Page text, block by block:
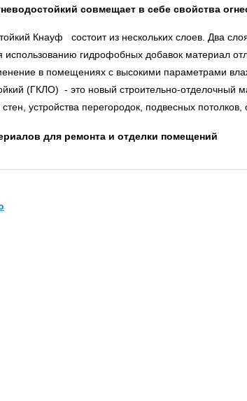
совмещает в себе свойства
Кнауф состоит из нескольких слоев. Два
гидрофобных добавок материал
в помещениях с высокими параметрами
(ГКЛО) - это новый строительно-отделочный
устройства перегородок, подвесных
для ремонта и отделки помещений